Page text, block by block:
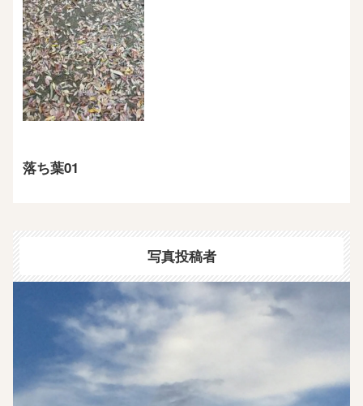
落ち葉01
写真投稿者